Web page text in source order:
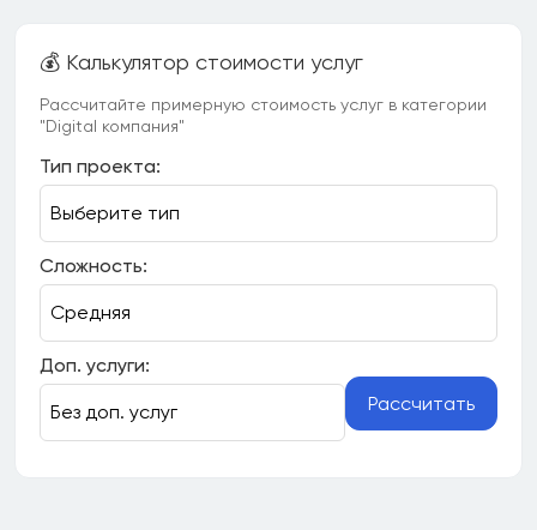
💰 Калькулятор стоимости услуг
Рассчитайте примерную стоимость услуг в категории
"Digital компания"
Тип проекта:
Сложность:
Доп. услуги:
Рассчитать